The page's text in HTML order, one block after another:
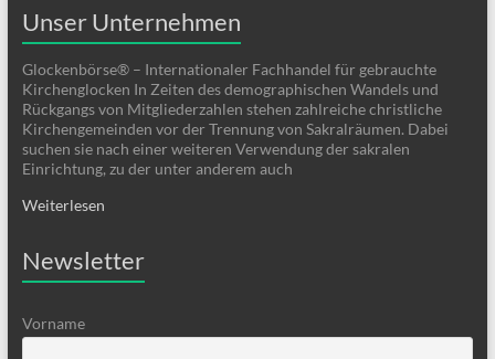
Unser Unternehmen
Glockenbörse® – Internationaler Fachhandel für gebrauchte
Kirchenglocken In Zeiten des demographischen Wandels und
Rückgangs von Mitgliederzahlen stehen zahlreiche christliche
Kirchengemeinden vor der Trennung von Sakralräumen. Dabei
suchen sie nach einer weiteren Verwendung der sakralen
Einrichtung, zu der unter anderem auch
Weiterlesen
Newsletter
Vorname